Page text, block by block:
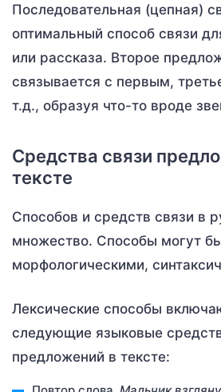
Последовательная (цепная)
оптимальный способ связи
или рассказа. Второе
связывается с первым,
т.д., образуя что-то вроде
Средства связи
тексте
Способов и средств связи в
множество. Способы могут
морфологическими,
Лексические способы
следующие языковые
предложений в тексте: